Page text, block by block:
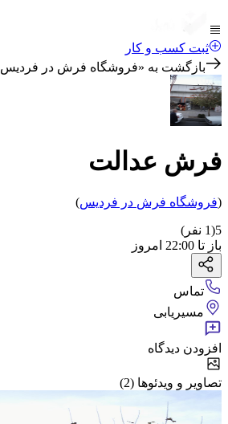
ثبت کسب و کار
بازگشت به «فروشگاه فرش در فردیس
فرش عدالت
(فروشگاه فرش در فردیس)
5
(
1 نفر)
باز تا 22:00 امروز
تماس
مسیریابی
افزودن دیدگاه
تصاویر و ویدئوها (2)